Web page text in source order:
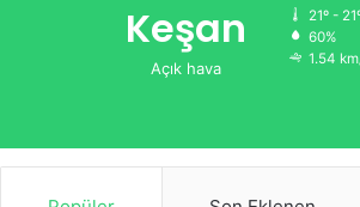
Keşan
Açık hava
21º -
60%
1.54